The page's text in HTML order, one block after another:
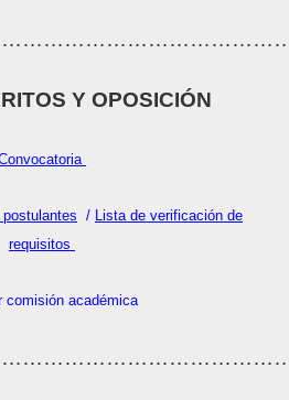
Y OPOSICIÓN
/ Lista de verificación de
requisitos
comisión académica